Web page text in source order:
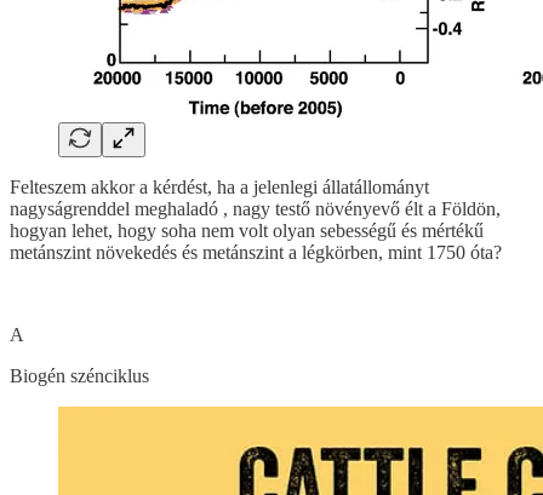
Felteszem akkor a kérdést, ha a jelenlegi állatállományt
nagyságrenddel meghaladó , nagy testő növényevő élt a Földön,
hogyan lehet, hogy soha nem volt olyan sebességű és mértékű
metánszint növekedés és metánszint a légkörben, mint 1750 óta?
A
Biogén szénciklus